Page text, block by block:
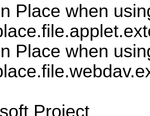
Place when
Place when
Project